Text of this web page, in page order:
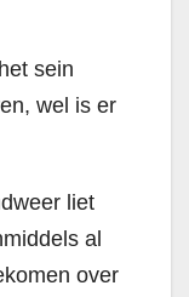
sein
wel is er
liet
al
over